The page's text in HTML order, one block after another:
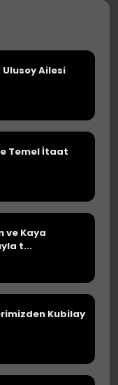
Ulusoy Ailesi
Temel İtaat
ve Kaya
t...
Kubilay